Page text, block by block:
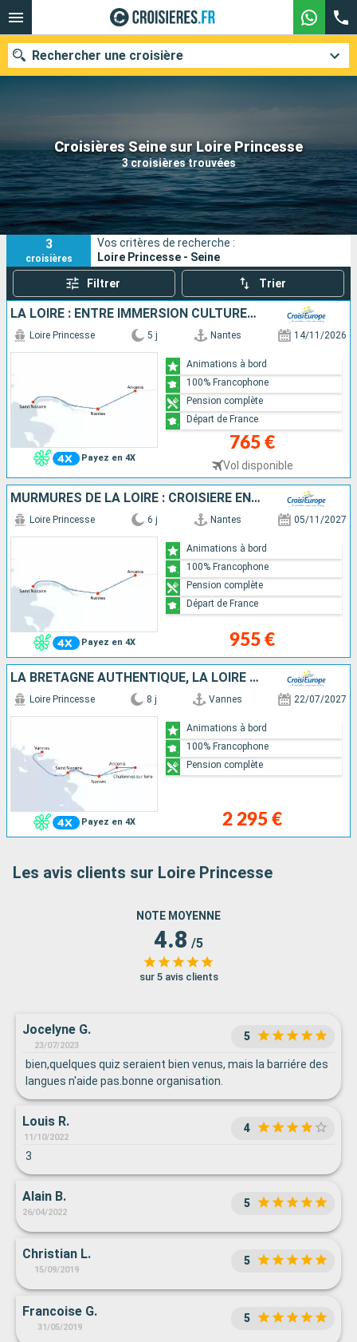
Croisières Seine sur Loire Princesse
3 croisières trouvées
Rechercher une croisière
Nos destinations
Mois de départ
Ports Compagnies
Rechercher
3
croisières
Vos critères de recherche :
Loire Princesse - Seine
Filtrer Trier
LA LOIRE : ENTRE IMMERSION CULTURELLE, FOLKLORE TRADITIONNEL ET SAVEURS LOCALES
Payez en 4X
Loire Princesse 5 j Nantes 14/11/2026
765 €
Vol disponible
Animations à bord
100% Francophone
Pension complète
Départ de France
MURMURES DE LA LOIRE : CROISIÈRE ENTRE PATRIMOINE ET LÉGENDES
Payez en 4X
Loire Princesse 6 j Nantes 05/11/2027
955 €
Animations à bord
100% Francophone
Pension complète
Départ de France
LA BRETAGNE AUTHENTIQUE, LA LOIRE ET SES CHÂTEAUX, UN HÉRITAGE ROYAL
Payez en 4X
Loire Princesse 8 j Vannes 22/07/2027
2 295 €
Animations à bord
100% Francophone
Pension complète
Les avis clients sur Loire Princesse
NOTE MOYENNE
4.8 /5
sur 5 avis clients
Jocelyne G.
23/07/2023
5
bien,quelques quiz seraient bien venus, mais la barriére des
langues n'aide pas.bonne organisation.
Louis R.
11/10/2022
4
3
Alain B.
26/04/2022
5
Christian L.
15/09/2019
5
Francoise G.
31/05/2019
5